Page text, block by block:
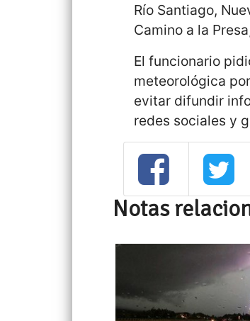
Río Santiago,
Camino a la
El funcionario
meteorológica
evitar difundir
redes sociales y
Notas